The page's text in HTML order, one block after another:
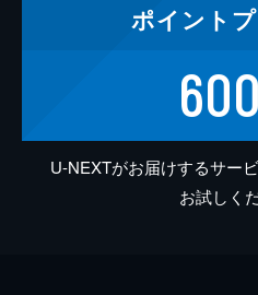
ポイント
600
U-NEXTがお届けするサー
お試しく